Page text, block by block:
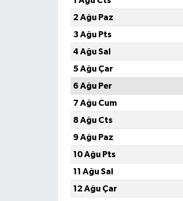
2 Ağu Paz
3 Ağu Pts
4 Ağu Sal
5 Ağu Çar
6 Ağu Per
7 Ağu Cum
8 Ağu Cts
9 Ağu Paz
10 Ağu Pts
11 Ağu Sal
12 Ağu Çar